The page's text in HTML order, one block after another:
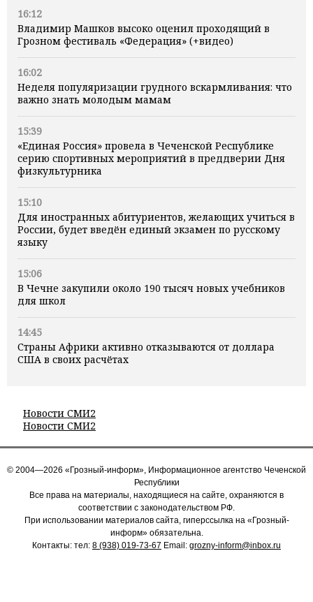
16:12
Владимир Машков высоко оценил проходящий в
Грозном фестиваль «Федерация» (+видео)
16:02
Неделя популяризации грудного вскармливания: что
важно знать молодым мамам
15:39
«Единая Россия» провела в Чеченской Республике
серию спортивных мероприятий в преддверии Дня
физкультурника
15:10
Для иностранных абитуриентов, желающих учиться в
России, будет введён единый экзамен по русскому
языку
15:06
В Чечне закупили около 190 тысяч новых учебников
для школ
14:45
Страны Африки активно отказываются от доллара
США в своих расчётах
Новости СМИ2
Новости СМИ2
© 2004—2026 «Грозный-информ», Информационное агентство Чеченской
Республики
Все права на материалы, находящиеся на сайте, охраняются в
соответствии с законодательством РФ.
При использовании материалов сайта, гиперссылка на «Грозный-
информ» обязательна.
Контакты: тел: 8 (938) 019-73-67 Email: grozny-inform@inbox.ru